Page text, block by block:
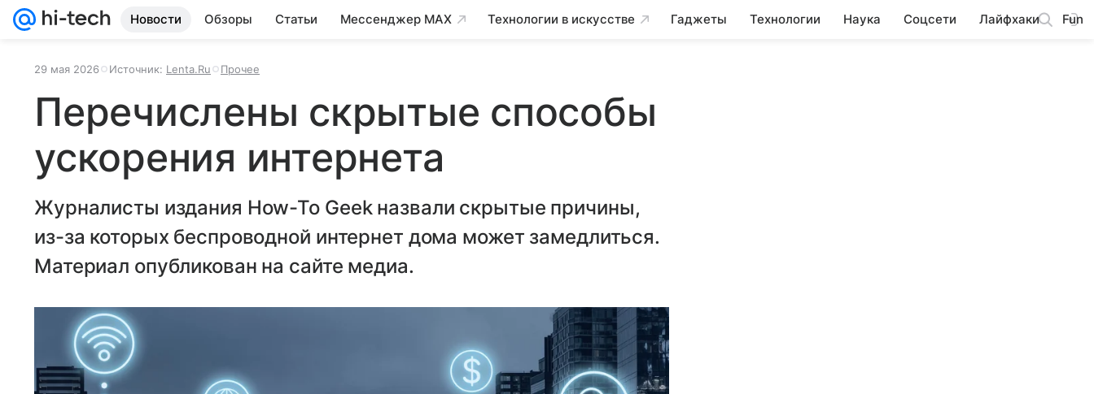
Новости Обзоры Статьи Мессенджер MAX Технологии в искусстве Гаджеты Технологии Наука Соцсети Лайфхаки Fun
29 мая 2026 Источник: Lenta.Ru Прочее
Перечислены скрытые способы
ускорения интернета
Журналисты издания How-To Geek назвали скрытые причины,
из-за которых беспроводной интернет дома может замедлиться.
Материал опубликован на сайте медиа.